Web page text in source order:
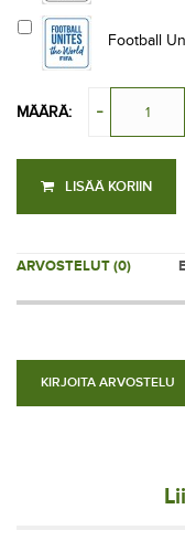
Football
MÄÄRÄ:
LISÄÄ KORIIN
ARVOSTELUT (0)
KIRJOITA ARVOSTELU